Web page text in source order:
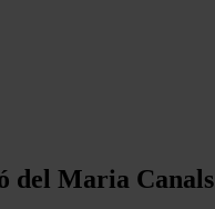
del Maria Canals